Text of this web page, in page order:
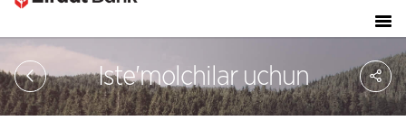
Iste'molchilar uchun